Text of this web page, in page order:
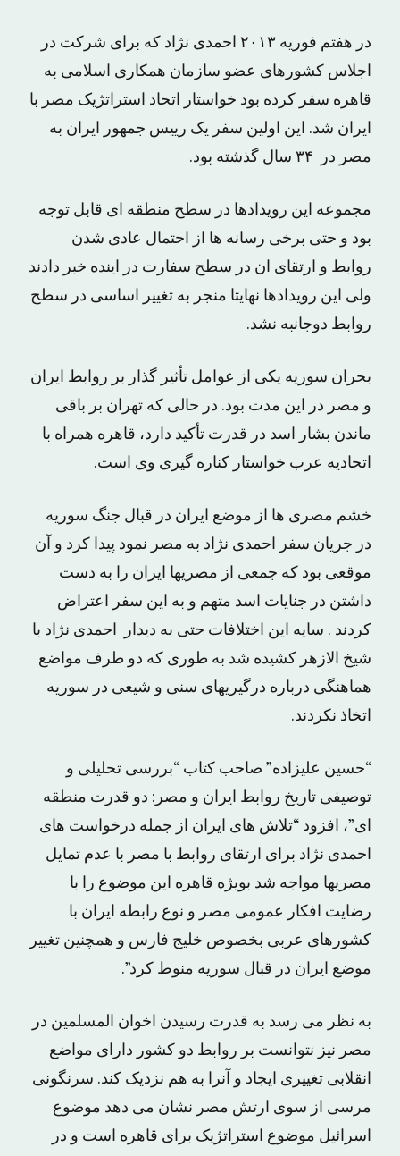
در هفتم فوریه ۲۰۱۳ احمدی نژاد که برای شرکت در
اجلاس کشورهای عضو سازمان همکاری اسلامی به
قاهره سفر کرده بود خواستار اتحاد استراتژیک مصر با
ایران شد. این اولین سفر یک رییس جمهور ایران به
مصر در ۳۴ سال گذشته بود.
مجموعه این رویدادها در سطح منطقه ای قابل توجه
بود و حتی برخی رسانه ها از احتمال عادی شدن
روابط و ارتقای ان در سطح سفارت در اینده خبر دادند
ولی این رویدادها نهایتا منجر به تغییر اساسی در سطح
روابط دوجانبه نشد.
بحران سوریه یکی از عوامل تأثیر گذار بر روابط ایران
و مصر در این مدت بود. در حالی که تهران بر باقی
ماندن بشار اسد در قدرت تأکید دارد، قاهره همراه با
اتحادیه عرب خواستار کناره گیری وی است.
خشم مصری ها از موضع ایران در قبال جنگ سوریه
در جریان سفر احمدی نژاد به مصر نمود پیدا کرد و آن
موقعی بود که جمعی از مصریها ایران را به دست
داشتن در جنایات اسد متهم و به این سفر اعتراض
کردند . سایه این اختلافات حتی به دیدار احمدی نژاد با
شیخ الازهر کشیده شد به طوری که دو طرف مواضع
هماهنگی درباره درگیریهای سنی و شیعی در سوریه
اتخاذ نکردند.
“حسین علیزاده” صاحب کتاب “بررسی تحلیلی و
توصیفی تاریخ روابط ایران و مصر: دو قدرت منطقه
ای”، افزود “تلاش های ایران از جمله درخواست های
احمدی نژاد برای ارتقای روابط با مصر با عدم تمایل
مصریها مواجه شد بویژه قاهره این موضوع را با
رضایت افکار عمومی مصر و نوع رابطه ایران با
کشورهای عربی بخصوص خلیج فارس و همچنین تغییر
موضع ایران در قبال سوریه منوط کرد”.
به نظر می رسد به قدرت رسیدن اخوان المسلمین در
مصر نیز نتوانست بر روابط دو کشور دارای مواضع
انقلابی تغییری ایجاد و آنرا به هم نزدیک کند. سرنگونی
مرسی از سوی ارتش مصر نشان می دهد موضوع
اسرائیل موضوع استراتژیک برای قاهره است و در